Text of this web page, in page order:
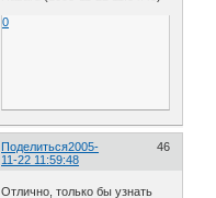
0
Поделиться 46
2005-
11-22 11:59:48
Отлично, только бы узнать